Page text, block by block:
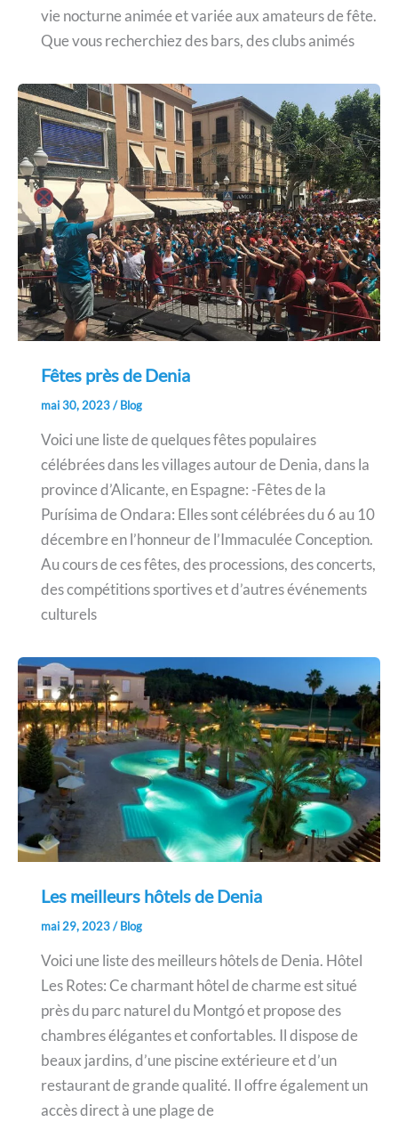
vie nocturne animée et variée aux amateurs de fête.
Que vous recherchiez des bars, des clubs animés
Fêtes près de Denia
mai 30, 2023/Blog
Voici une liste de quelques fêtes populaires
célébrées dans les villages autour de Denia, dans la
province d’Alicante, en Espagne: -Fêtes de la
Purísima de Ondara: Elles sont célébrées du 6 au 10
décembre en l’honneur de l’Immaculée Conception.
Au cours de ces fêtes, des processions, des concerts,
des compétitions sportives et d’autres événements
culturels
Les meilleurs hôtels de Denia
mai 29, 2023/Blog
Voici une liste des meilleurs hôtels de Denia. Hôtel
Les Rotes: Ce charmant hôtel de charme est situé
près du parc naturel du Montgó et propose des
chambres élégantes et confortables. Il dispose de
beaux jardins, d’une piscine extérieure et d’un
restaurant de grande qualité. Il offre également un
accès direct à une plage de